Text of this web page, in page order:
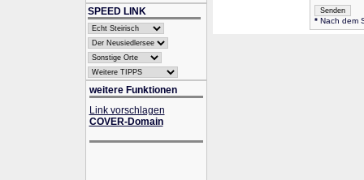
SPEED LINK
weitere Funktionen
Link vorschlagen
COVER-Domain
* Nach dem